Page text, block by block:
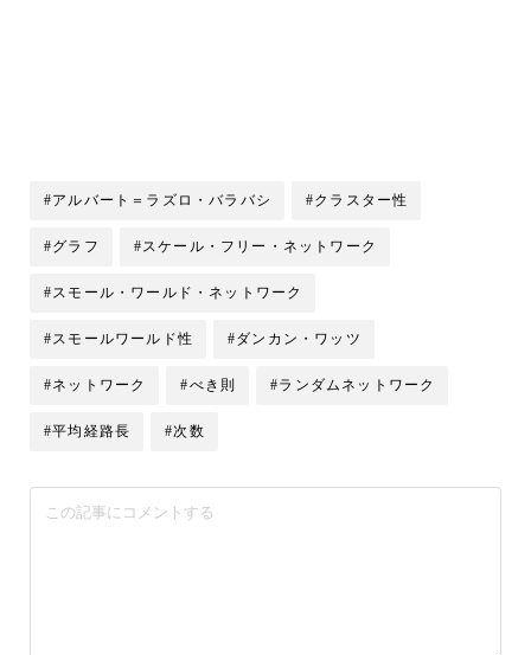
#アルバート＝ラズロ・バラバシ #クラスター性
#グラフ #スケール・フリー・ネットワーク
#スモール・ワールド・ネットワーク
#スモールワールド性 #ダンカン・ワッツ
#ネットワーク #べき則 #ランダムネットワーク
#平均経路長 #次数